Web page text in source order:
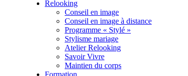
Relooking
Conseil en image
Conseil en image à distance
Programme « Stylé »
Stylisme mariage
Atelier Relooking
Savoir Vivre
Maintien du corps
Formation